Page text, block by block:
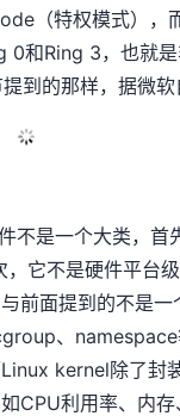
（特权模式）
Ring 3，也就是
到的那样，据微软
是一个大类，首
它不是硬件平台
前面提到的不是一
、namespace
kernel除了封
CPU利用率、内存